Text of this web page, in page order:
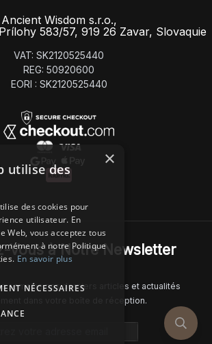
Ancient Wisdom s.r.o.,
583/57, 919 26 Zavar, Slovaquie
VAT: SK2120525440
REG: 50920600
EORI : SK2120525440
Vous à Notre Newsletter
semaine nos derniers articles et actualités
dans votre boîte de réception.
×
utilise des
des cookies pour
utilisateur. En
Web, vous acceptez tous
à notre Politique
En savoir plus
NÉCESSAIRES